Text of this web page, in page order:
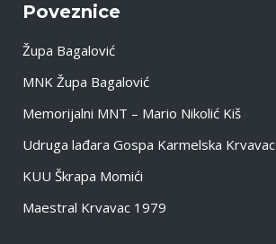
Poveznice
Župa Bagalović
MNK Župa Bagalović
Memorijalni MNT – Mario Nikolić Kiš
Udruga lađara Gospa Karmelska Krvavac
KUU Škrapa Momići
Maestral Krvavac 1979